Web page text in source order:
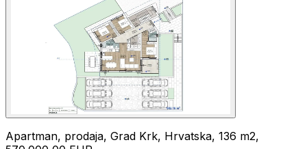
Apartman, prodaja, Grad Krk, Hrvatska, 136 m2,